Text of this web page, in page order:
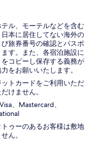
ル、モーテルなどを含む
本に​居住してない海外の
旅券番号の確認とパスポ
す。また、各宿泊施設に
コピーし保存する義務が
をお願いいたします。
トカードをご利用いただ
けません。
、Mastercard、
ゥーのあるお客様は敷地
ん。